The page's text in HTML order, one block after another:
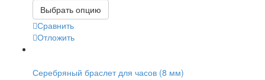
Выбрать опцию
Сравнить
Отложить
Серебряный браслет для часов (8 мм)